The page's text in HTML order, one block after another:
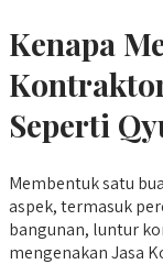
Kenapa
Seperti
Membentuk satu
aspek, termasuk
bangunan, luntur
mengenakan Jasa